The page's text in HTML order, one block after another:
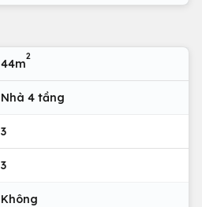
44m
2
Nhà 4 tầng
3
3
Không